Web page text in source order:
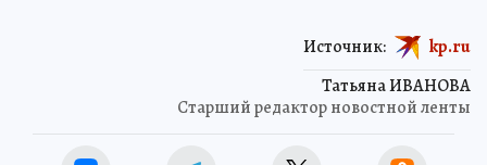
Татьяна ИВАНОВА
Старший редактор новостной ленты
Источник: kp.ru